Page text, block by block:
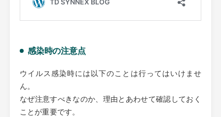
感染時の注意点
ウイルス感染時には以下のことは行ってはいけませ
ん。
なぜ注意すべきなのか、理由とあわせて確認しておく
ことが重要です。